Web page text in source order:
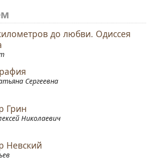
до любви. Одиссея
Сергеевна
Грин
Николаевич
Невский